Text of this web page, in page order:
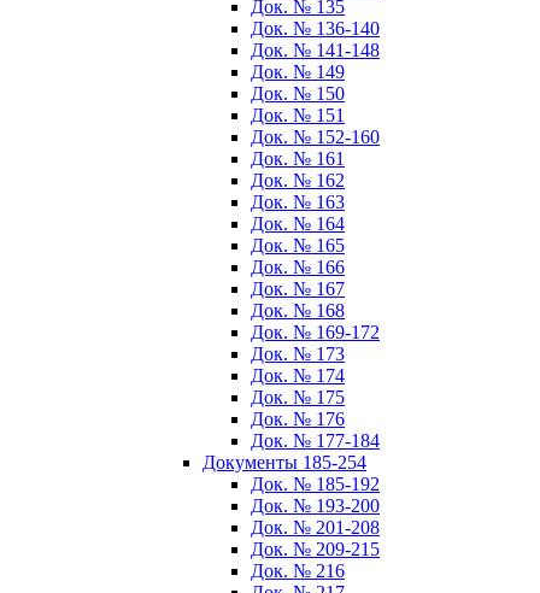
Док. № 135
Док. № 136-140
Док. № 141-148
Док. № 149
Док. № 150
Док. № 151
Док. № 152-160
Док. № 161
Док. № 162
Док. № 163
Док. № 164
Док. № 165
Док. № 166
Док. № 167
Док. № 168
Док. № 169-172
Док. № 173
Док. № 174
Док. № 175
Док. № 176
Док. № 177-184
Документы 185-254
Док. № 185-192
Док. № 193-200
Док. № 201-208
Док. № 209-215
Док. № 216